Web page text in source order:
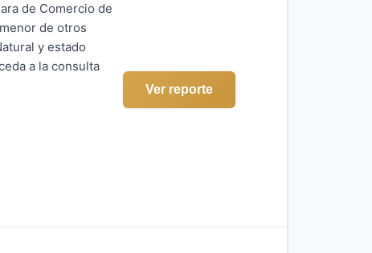
de Comercio de
de otros
y estado
a la consulta
Ver reporte